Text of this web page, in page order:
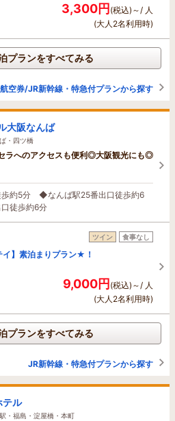
3,300円(税込)～/ 人
(大人2名利用時)
プランをすべてみる
航空券/JR新幹線・特急付プランから探す
大阪なんば
・四ツ橋
ラへのアクセスも便利◎大阪観光にも◎
約5分 ◆なんば駅25番出口徒歩約6
徒歩約6分
ツイン 食事なし
イ】素泊まりプラン★！
9,000円(税込)～/ 人
(大人2名利用時)
プランをすべてみる
JR新幹線・特急付プランから探す
テル
・福島・淀屋橋・本町